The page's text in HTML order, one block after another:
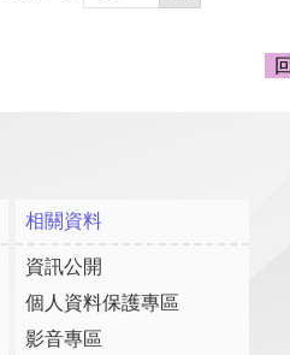
相關資料
資訊公開
個人資料保護專區
影音專區